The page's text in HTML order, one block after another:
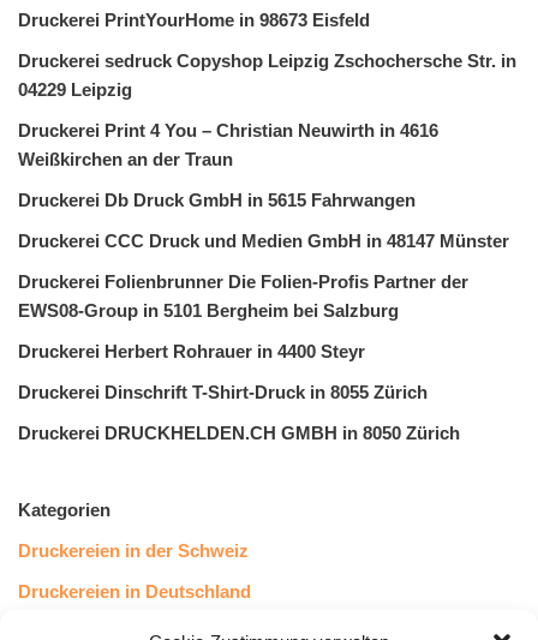
Druckerei PrintYourHome in 98673 Eisfeld
Druckerei sedruck Copyshop Leipzig Zschochersche Str. in
04229 Leipzig
Druckerei Print 4 You – Christian Neuwirth in 4616
Weißkirchen an der Traun
Druckerei Db Druck GmbH in 5615 Fahrwangen
Druckerei CCC Druck und Medien GmbH in 48147 Münster
Druckerei Folienbrunner Die Folien-Profis Partner der
EWS08-Group in 5101 Bergheim bei Salzburg
Druckerei Herbert Rohrauer in 4400 Steyr
Druckerei Dinschrift T-Shirt-Druck in 8055 Zürich
Druckerei DRUCKHELDEN.CH GMBH in 8050 Zürich
Kategorien
Druckereien in der Schweiz
Druckereien in Deutschland
Druckereien in Österreich